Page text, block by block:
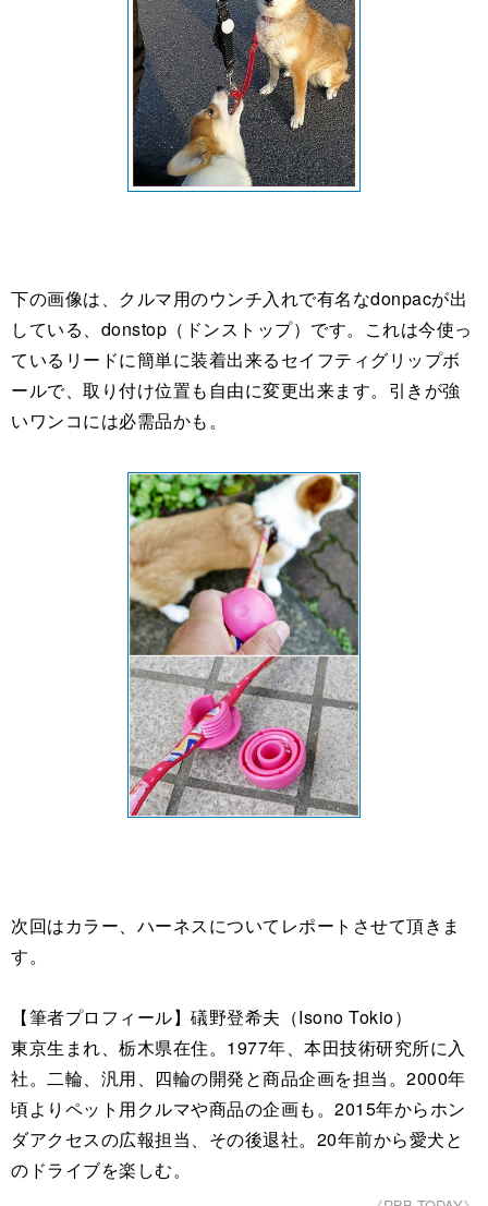
下の画像は、クルマ用のウンチ入れで有名なdonpacが出
している、donstop（ドンストップ）です。これは今使っ
ているリードに簡単に装着出来るセイフティグリップボ
ールで、取り付け位置も自由に変更出来ます。引きが強
いワンコには必需品かも。
次回はカラー、ハーネスについてレポートさせて頂きま
す。
【筆者プロフィール】礒野登希夫（Isono Tokio）
東京生まれ、栃木県在住。1977年、本田技術研究所に入
社。二輪、汎用、四輪の開発と商品企画を担当。2000年
頃よりペット用クルマや商品の企画も。2015年からホン
ダアクセスの広報担当、その後退社。20年前から愛犬と
のドライブを楽しむ。